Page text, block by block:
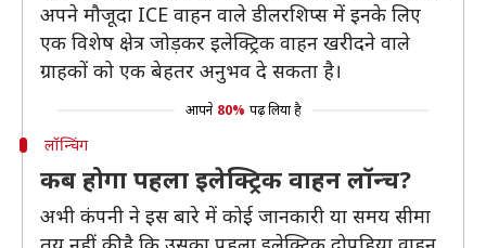
अपने मौजूदा ICE वाहन वाले डीलरशिप्स में इनके लिए
एक विशेष क्षेत्र जोड़कर इलेक्ट्रिक वाहन खरीदने वाले
ग्राहकों को एक बेहतर अनुभव दे सकता है।
आपने 80% पढ़ लिया है
लॉन्चिंग
कब होगा पहला इलेक्ट्रिक वाहन लॉन्च?
अभी कंपनी ने इस बारे में कोई जानकारी या समय सीमा